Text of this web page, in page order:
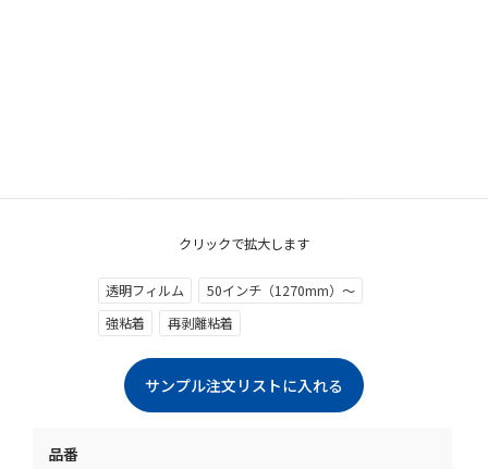
クリックで拡大します
透明フィルム
50インチ（1270mm）～
強粘着
再剥離粘着
品番